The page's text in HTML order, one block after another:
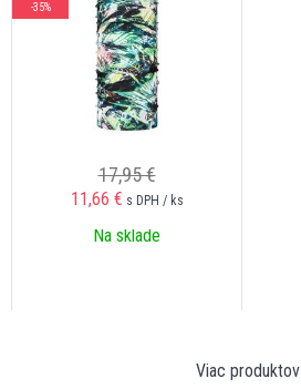
-35%
17,95 €
11,66 € s DPH / ks
Na sklade
Viac produktov